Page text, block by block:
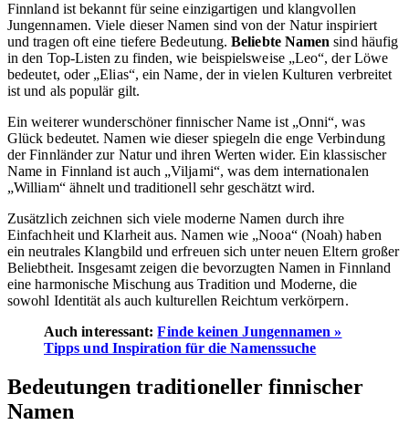
Finnland ist bekannt für seine einzigartigen und klangvollen
Jungennamen. Viele dieser Namen sind von der Natur inspiriert
und tragen oft eine tiefere Bedeutung.Beliebte Namen sind häufig
in den Top-Listen zu finden, wie beispielsweise „Leo“, der Löwe
bedeutet, oder „Elias“, ein Name, der in vielen Kulturen verbreitet
ist und als populär gilt.
Ein weiterer wunderschöner finnischer Name ist „Onni“, was
Glück bedeutet. Namen wie dieser spiegeln die enge Verbindung
der Finnländer zur Natur und ihren Werten wider. Ein klassischer
Name in Finnland ist auch „Viljami“, was dem internationalen
„William“ ähnelt und traditionell sehr geschätzt wird.
Zusätzlich zeichnen sich viele moderne Namen durch ihre
Einfachheit und Klarheit aus. Namen wie „Nooa“ (Noah) haben
ein neutrales Klangbild und erfreuen sich unter neuen Eltern großer
Beliebtheit. Insgesamt zeigen die bevorzugten Namen in Finnland
eine harmonische Mischung aus Tradition und Moderne, die
sowohl Identität als auch kulturellen Reichtum verkörpern.
Auch interessant:Finde keinen Jungennamen »
Tipps und Inspiration für die Namenssuche
Bedeutungen traditioneller finnischer
Namen